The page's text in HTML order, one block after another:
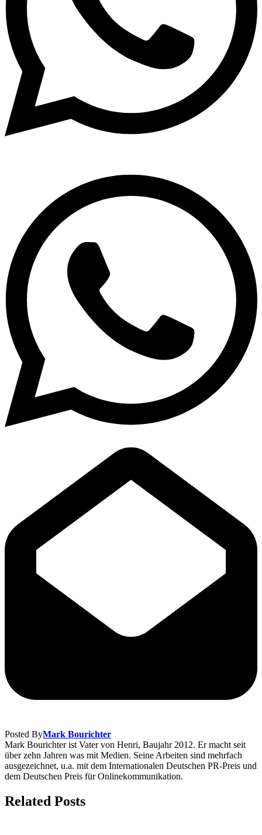
Posted ByMark Bourichter
Mark Bourichter ist Vater von Henri, Baujahr 2012. Er macht seit
über zehn Jahren was mit Medien. Seine Arbeiten sind mehrfach
ausgezeichnet, u.a. mit dem Internationalen Deutschen PR-Preis und
dem Deutschen Preis für Onlinekommunikation.
Related Posts